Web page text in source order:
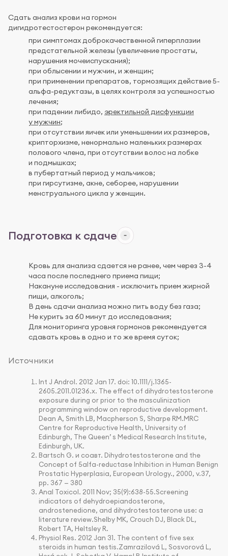
Сдать анализ крови на гормон
дигидротестостерон рекомендуется:
при симптомах доброкачественной гиперплазии
предстательной железы (увеличение простаты,
нарушения мочеиспускания);
при облысении и мужчин, и женщин;
при применении препаратов, тормозящих действие 5-
альфа-редуктазы, в целях контроля за успешностью
лечения;
при падении либидо, эректильной дисфункции
у мужчин;
при отсутствии яичек или уменьшении их размеров,
крипторхизме, ненормально маленьких размерах
полового члена, при отсутствии волос на лобке
и подмышках;
в пубертатный период у мальчиков;
при гирсутизме, акне, себорее, нарушении
менструального цикла у женщин.
Подготовка к сдаче
Кровь для анализа сдается не ранее, чем через 3-4
часа после последнего приема пищи;
Накануне исследования - исключить прием жирной
пищи, алкоголь;
В день сдачи анализа можно пить воду без газа;
Не курить за 60 минут до исследования;
Для мониторинга уровня гормонов рекомендуется
сдавать кровь в одно и то же время суток;
Источники
Int J Androl. 2012 Jan 17. doi: 10.1111/j.1365-
2605.2011.01236.x. The effect of dihydrotestosterone
exposure during or prior to the masculinization
programming window on reproductive development.
Dean A, Smith LB, Macpherson S, Sharpe RM.MRC
Centre for Reproductive Health, University of
Edinburgh, The Queen’ s Medical Research Institute,
Edinburgh, UK.
Bartsch G. и соавт. Dihydrotestosterone and the
Concept of 5alfa-reductase Inhibition in Human Benign
Prostatic Hyperplasia, European Urology., 2000, v.37,
pp. 367 — 380
Anal Toxicol. 2011 Nov; 35(9):638-55.Screening
indicators of dehydroepiandosterone,
androstenedione, and dihydrotestosterone use: a
literature review.Shelby MK, Crouch DJ, Black DL,
Robert TA, Heltsley R.
Physiol Res. 2012 Jan 31. The content of five sex
steroids in human testis.Zamrazilová L, Sosvorová L,